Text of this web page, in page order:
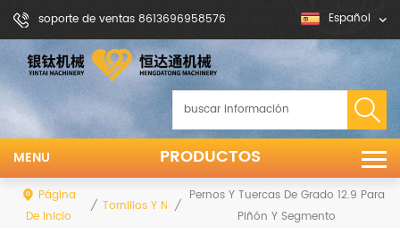
soporte de ventas 8613696958576 Español
PRODUCTOS
MENU
Página
De Inicio
/ Tornillos Y Nueses
/
Pernos Y Tuercas De Grado 12.9 Para
Piñón Y Segmento